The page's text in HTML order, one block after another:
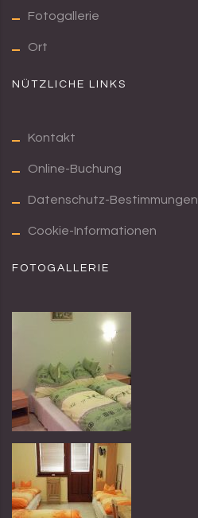
Fotogallerie
Ort
NÜTZLICHE LINKS
Kontakt
Online-Buchung
Datenschutz-Bestimmungen
Cookie-Informationen
FOTOGALLERIE